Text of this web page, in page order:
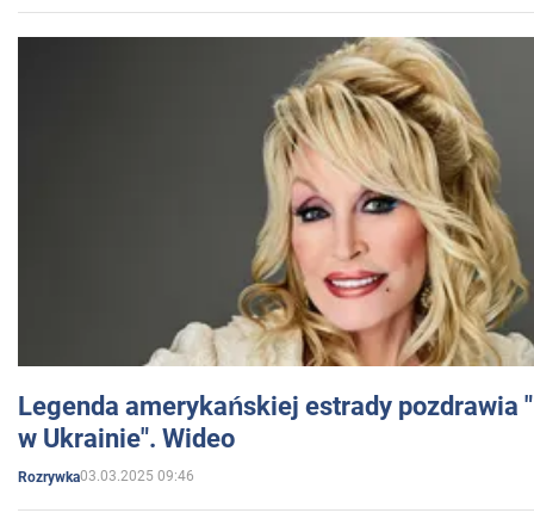
Legenda amerykańskiej estrady pozdrawia
w Ukrainie". Wideo
Rozrywka03.03.2025 09:46